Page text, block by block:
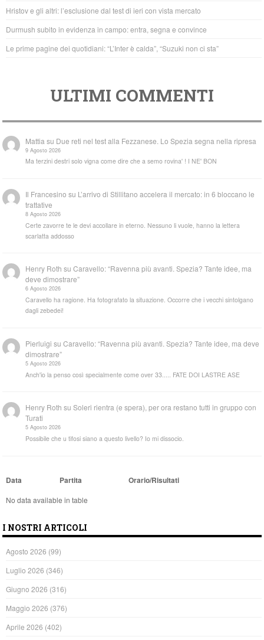
k
Hristov e gli altri: l’esclusione dal test di ieri con vista mercato
Durmush subito in evidenza in campo: entra, segna e convince
Le prime pagine dei quotidiani: “L’Inter è calda”, “Suzuki non ci sta”
ULTIMI COMMENTI
Mattia su Due reti nel test alla Fezzanese. Lo Spezia segna nella ripresa
9 Agosto 2026
Ma terzini destri solo vigna come dire che a semo rovina' ! I NE' BON
Il Francesino su L’arrivo di Stillitano accelera il mercato: in 6 bloccano le
trattative
8 Agosto 2026
Certe zavorre te le devi accollare in eterno. Nessuno li vuole, hanno la lettera
scarlatta addosso
Henry Roth suCaravello: “Ravenna più avanti. Spezia? Tante idee, ma
deve dimostrare”
6 Agosto 2026
Caravello ha ragione. Ha fotografato la situazione. Occorre che i vecchi sintolgano
dagli zebedei!
Pierluigi suCaravello: “Ravenna più avanti. Spezia? Tante idee, ma deve
dimostrare”
5 Agosto 2026
Anch'io la penso così specialmente come over 33..... FATE DOI LASTRE ASE
Henry Roth suSoleri rientra (e spera), per ora restano tutti in gruppo con
Turati
5 Agosto 2026
Possibile che u tifosi siano a questo livello? Io mi dissocio.
Data Partita Orario/Risultati
No data available in table
I NOSTRI ARTICOLI
Agosto 2026 (99)
Luglio 2026 (346)
Giugno 2026 (316)
Maggio 2026 (376)
Aprile 2026 (402)